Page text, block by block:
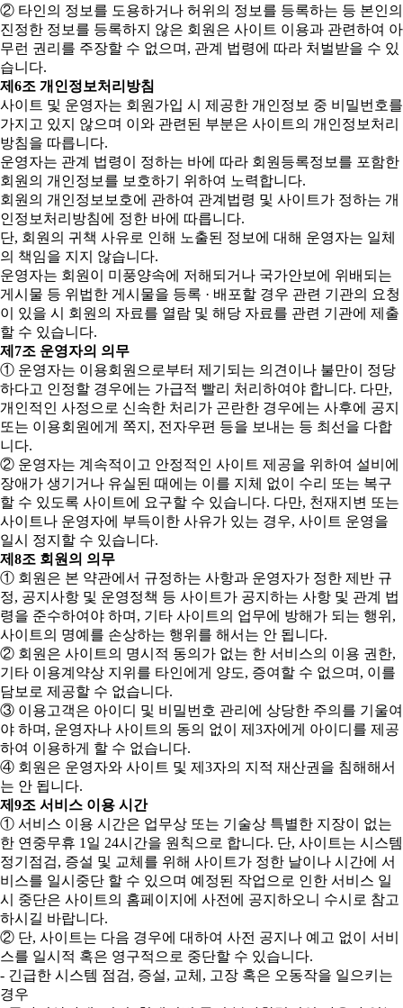
② 타인의 정보를 도용하거나 허위의 정보를 등록하는 등 본인의
진정한 정보를 등록하지 않은 회원은 사이트 이용과 관련하여 아
무런 권리를 주장할 수 없으며, 관계 법령에 따라 처벌받을 수 있
습니다.
제6조 개인정보처리방침
사이트 및 운영자는 회원가입 시 제공한 개인정보 중 비밀번호를
가지고 있지 않으며 이와 관련된 부분은 사이트의 개인정보처리
방침을 따릅니다.
운영자는 관계 법령이 정하는 바에 따라 회원등록정보를 포함한
회원의 개인정보를 보호하기 위하여 노력합니다.
회원의 개인정보보호에 관하여 관계법령 및 사이트가 정하는 개
인정보처리방침에 정한 바에 따릅니다.
단, 회원의 귀책 사유로 인해 노출된 정보에 대해 운영자는 일체
의 책임을 지지 않습니다.
운영자는 회원이 미풍양속에 저해되거나 국가안보에 위배되는
게시물 등 위법한 게시물을 등록 · 배포할 경우 관련 기관의 요청
이 있을 시 회원의 자료를 열람 및 해당 자료를 관련 기관에 제출
할 수 있습니다.
제7조 운영자의 의무
① 운영자는 이용회원으로부터 제기되는 의견이나 불만이 정당
하다고 인정할 경우에는 가급적 빨리 처리하여야 합니다. 다만,
개인적인 사정으로 신속한 처리가 곤란한 경우에는 사후에 공지
또는 이용회원에게 쪽지, 전자우편 등을 보내는 등 최선을 다합
니다.
② 운영자는 계속적이고 안정적인 사이트 제공을 위하여 설비에
장애가 생기거나 유실된 때에는 이를 지체 없이 수리 또는 복구
할 수 있도록 사이트에 요구할 수 있습니다. 다만, 천재지변 또는
사이트나 운영자에 부득이한 사유가 있는 경우, 사이트 운영을
일시 정지할 수 있습니다.
제8조 회원의 의무
① 회원은 본 약관에서 규정하는 사항과 운영자가 정한 제반 규
정, 공지사항 및 운영정책 등 사이트가 공지하는 사항 및 관계 법
령을 준수하여야 하며, 기타 사이트의 업무에 방해가 되는 행위,
사이트의 명예를 손상하는 행위를 해서는 안 됩니다.
② 회원은 사이트의 명시적 동의가 없는 한 서비스의 이용 권한,
기타 이용계약상 지위를 타인에게 양도, 증여할 수 없으며, 이를
담보로 제공할 수 없습니다.
③ 이용고객은 아이디 및 비밀번호 관리에 상당한 주의를 기울여
야 하며, 운영자나 사이트의 동의 없이 제3자에게 아이디를 제공
하여 이용하게 할 수 없습니다.
④ 회원은 운영자와 사이트 및 제3자의 지적 재산권을 침해해서
는 안 됩니다.
제9조 서비스 이용 시간
① 서비스 이용 시간은 업무상 또는 기술상 특별한 지장이 없는
한 연중무휴 1일 24시간을 원칙으로 합니다. 단, 사이트는 시스템
정기점검, 증설 및 교체를 위해 사이트가 정한 날이나 시간에 서
비스를 일시중단 할 수 있으며 예정된 작업으로 인한 서비스 일
시 중단은 사이트의 홈페이지에 사전에 공지하오니 수시로 참고
하시길 바랍니다.
② 단, 사이트는 다음 경우에 대하여 사전 공지나 예고 없이 서비
스를 일시적 혹은 영구적으로 중단할 수 있습니다.
- 긴급한 시스템 점검, 증설, 교체, 고장 혹은 오동작을 일으키는
경우